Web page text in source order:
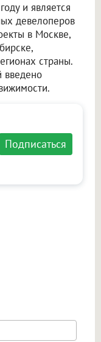
и является
девелоперов
в Москве,
страны.
введено
Подписаться